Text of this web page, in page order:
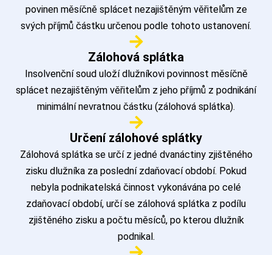
povinen měsíčně splácet nezajištěným věřitelům ze
svých příjmů částku určenou podle tohoto ustanovení.
Zálohová splátka
Insolvenční soud uloží dlužníkovi povinnost měsíčně
splácet nezajištěným věřitelům z jeho příjmů z podnikání
minimální nevratnou částku (zálohová splátka).
Určení zálohové splátky
Zálohová splátka se určí z jedné dvanáctiny zjištěného
zisku dlužníka za poslední zdaňovací období. Pokud
nebyla podnikatelská činnost vykonávána po celé
zdaňovací období, určí se zálohová splátka z podílu
zjištěného zisku a počtu měsíců, po kterou dlužník
podnikal.